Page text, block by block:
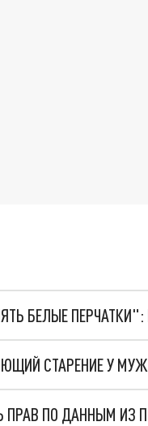
БЕЛЫЕ ПЕРЧАТКИ":
СТАРЕНИЕ У
ПРАВ ПО ДАННЫМ ИЗ